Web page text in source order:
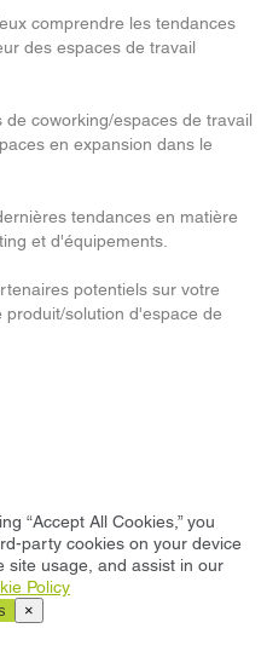
comprendre les tendances
des espaces de travail
coworking/espaces de travail
en expansion dans le
tendances en matière
et d'équipements.
potentiels sur votre
solution d'espace de
“Accept All Cookies,” you
party cookies on your device
site usage, and assist in our
Policy
×